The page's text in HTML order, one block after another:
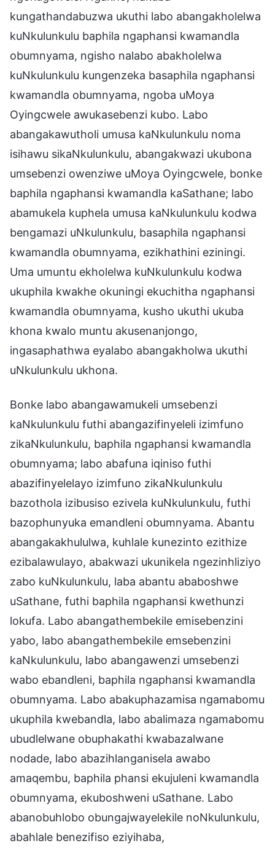
kungathandabuzwa ukuthi labo abangakholelwa
kuNkulunkulu baphila ngaphansi kwamandla
obumnyama, ngisho nalabo abakholelwa
kuNkulunkulu kungenzeka basaphila ngaphansi
kwamandla obumnyama, ngoba uMoya
Oyingcwele awukasebenzi kubo. Labo
abangakawutholi umusa kaNkulunkulu noma
isihawu sikaNkulunkulu, abangakwazi ukubona
umsebenzi owenziwe uMoya Oyingcwele, bonke
baphila ngaphansi kwamandla kaSathane; labo
abamukela kuphela umusa kaNkulunkulu kodwa
bengamazi uNkulunkulu, basaphila ngaphansi
kwamandla obumnyama, ezikhathini eziningi.
Uma umuntu ekholelwa kuNkulunkulu kodwa
ukuphila kwakhe okuningi ekuchitha ngaphansi
kwamandla obumnyama, kusho ukuthi ukuba
khona kwalo muntu akusenanjongo,
ingasaphathwa eyalabo abangakholwa ukuthi
uNkulunkulu ukhona.
Bonke labo abangawamukeli umsebenzi
kaNkulunkulu futhi abangazifinyeleli izimfuno
zikaNkulunkulu, baphila ngaphansi kwamandla
obumnyama; labo abafuna iqiniso futhi
abazifinyelelayo izimfuno zikaNkulunkulu
bazothola izibusiso ezivela kuNkulunkulu, futhi
bazophunyuka emandleni obumnyama. Abantu
abangakakhululwa, kuhlale kunezinto ezithize
ezibalawulayo, abakwazi ukunikela ngezinhliziyo
zabo kuNkulunkulu, laba abantu ababoshwe
uSathane, futhi baphila ngaphansi kwethunzi
lokufa. Labo abangathembekile emisebenzini
yabo, labo abangathembekile emsebenzini
kaNkulunkulu, labo abangawenzi umsebenzi
wabo ebandleni, baphila ngaphansi kwamandla
obumnyama. Labo abakuphazamisa ngamabomu
ukuphila kwebandla, labo abalimaza ngamabomu
ubudlelwane obuphakathi kwabazalwane
nodade, labo abazihlanganisela awabo
amaqembu, baphila phansi ekujuleni kwamandla
obumnyama, ekuboshweni uSathane. Labo
abanobuhlobo obungajwayelekile noNkulunkulu,
abahlale benezifiso eziyihaba,